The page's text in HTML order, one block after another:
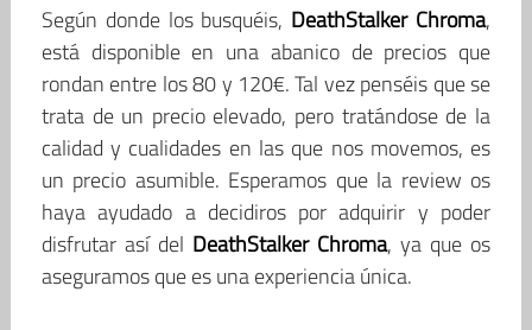
Según donde los busquéis, DeathStalker Chroma,
está disponible en una abanico de precios que
rondan entre los 80 y 120€. Tal vez penséis que se
trata de un precio elevado, pero tratándose de la
calidad y cualidades en las que nos movemos, es
un precio asumible. Esperamos que la review os
haya ayudado a decidiros por adquirir y poder
disfrutar así del DeathStalker Chroma, ya que os
aseguramos que es una experiencia única.